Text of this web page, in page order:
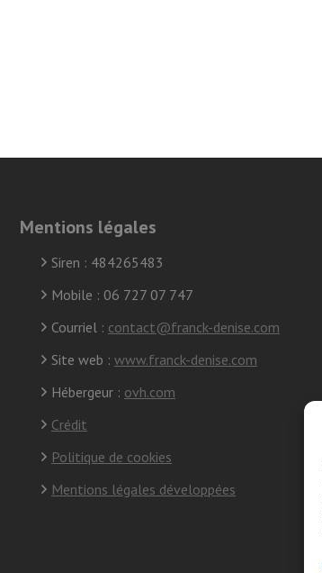
Mentions légales
Siren : 484265483
Mobile : 06 727 07 747
Courriel : contact@franck-denise.com
Site web : www.franck-denise.com
Hébergeur : ovh.com
Crédit
Politique de cookies
Mentions légales développées